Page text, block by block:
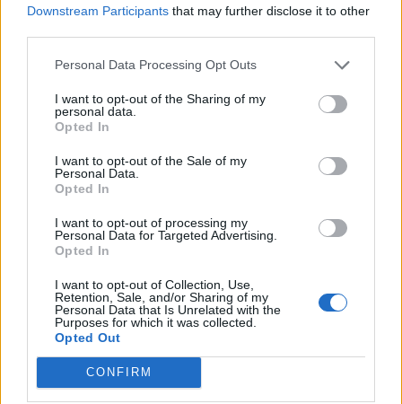
Downstream Participants that may further disclose it to other
Personal Data Processing Opt Outs
I want to opt-out of the Sharing of my
personal data.
Opted In
I want to opt-out of the Sale of my
Personal Data.
Opted In
I want to opt-out of processing my
Personal Data for Targeted Advertising.
Opted In
I want to opt-out of Collection, Use,
Retention, Sale, and/or Sharing of my
Personal Data that Is Unrelated with the
Purposes for which it was collected.
Opted Out
CONFIRM
25 Οκτωβρίου, 2024
Οι υπόλοιποι αντιδήμαρχοι μοιράζονται επιπλέον
Ραφήνας –...